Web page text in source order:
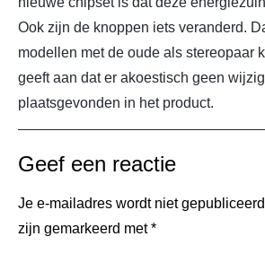
Ook zijn de knoppen iets veranderd.
modellen met de oude als stereopaar
geeft aan dat er akoestisch geen
plaatsgevonden in het product.
Geef een reactie
Je e-mailadres wordt niet
zijn gemarkeerd met*